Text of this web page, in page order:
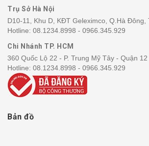
Trụ Sở Hà Nội
D10-11, Khu D, KĐT Geleximco, Q.Hà Đông,
Hotline: 08.1234.8998 - 0966.345.929
Chi Nhánh TP. HCM
360 Quốc Lộ 22 - P. Trung Mỹ Tây - Quận 12
Hotline: 08.1234.8998 - 0966.345.929
Bản đồ